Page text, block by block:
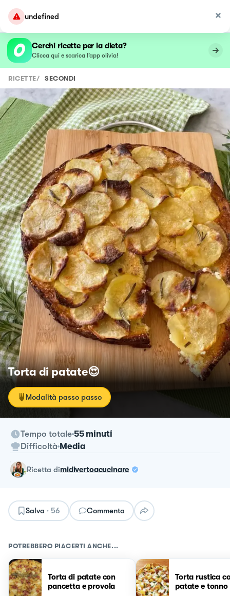
undefined
Cerchi ricette per la dieta?
Clicca qui e scarica l’app olivia!
RICETTE/ SECONDI
Torta di patate😍
Modalità passo passo
Tempo totale 55 minuti
Difficoltà Media
ricetta dimidivertoacucinare
Salva · 56 Commenta
POTREBBERO PIACERTI ANCHE...
Torta di patate con
pancetta e provola
Torta rustica
patate e tonno